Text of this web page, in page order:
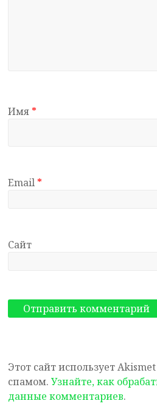
Имя *
Email *
Сайт
Этот сайт использует
спамом.Узнайте, как
данные комментариев.